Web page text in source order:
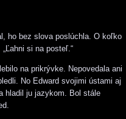
ho bez slova poslúchla. O koľko
si na posteľ.“
na prikrývke. Nepovedala ani
No Edward svojimi ústami aj
hladil ju jazykom. Bol stále